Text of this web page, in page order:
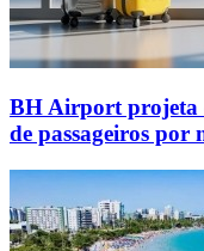
BH Airport projeta
de passageiros por